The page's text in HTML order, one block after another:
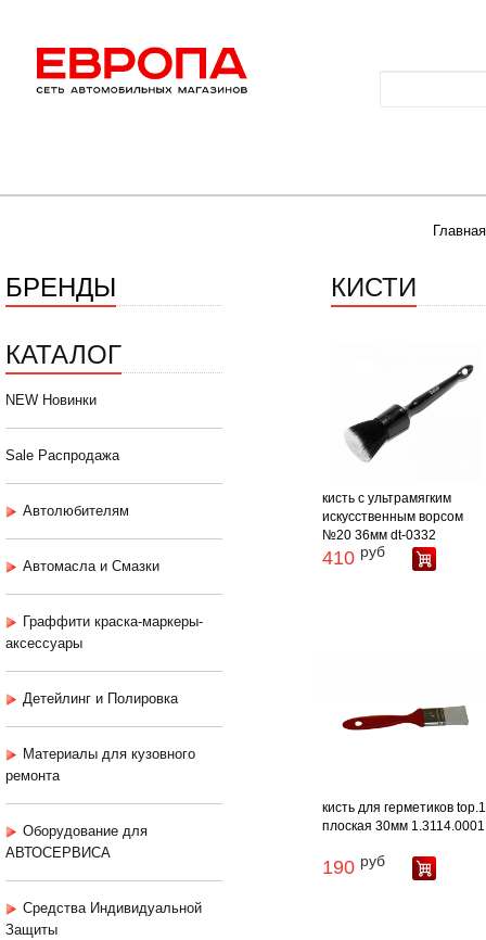
БРЕНДЫ
КАТАЛОГ
NEW Новинки
Sale Распродажа
Автолюбителям
Автомасла и Смазки
Граффити краска-маркеры-
аксессуары
Детейлинг и Полировка
Материалы для кузовного
ремонта
Оборудование для
АВТОСЕРВИСА
Средства Индивидуальной
Защиты
КИСТИ
кисть с ультрамягким
искусственным ворсом
№20 36мм dt-0332
410 руб
кисть для герметиков
плоская 30мм 1.3114.0001
190 руб